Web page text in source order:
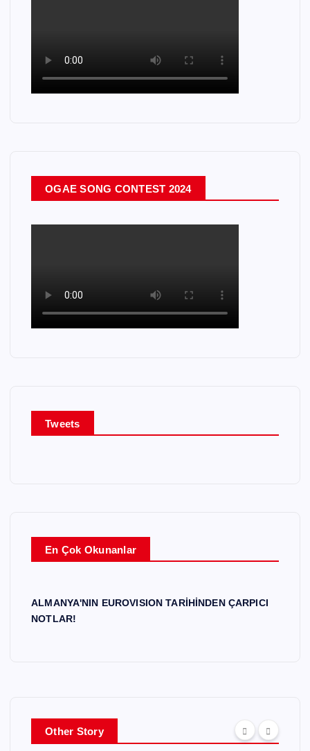
OGAE SONG CONTEST 2024
Tweets
En Çok Okunanlar
ALMANYA'NIN EUROVISION TARİHİNDEN ÇARPICI
NOTLAR!
Other Story